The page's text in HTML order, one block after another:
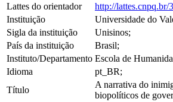
Lattes do orientador
http://lattes.cnpq.br/
Instituição
Universidade do
Sigla da instituição
Unisinos;
País da instituição
Brasil;
Instituto/Departamento Escola de
Idioma
pt_BR;
Título
A narrativa do
biopolíticos de